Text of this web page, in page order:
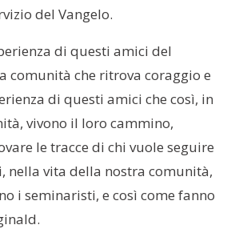
del Vangelo.
di questi amici del
comunità che ritrova coraggio e
di questi amici che così, in
vivono il loro cammino,
le tracce di chi vuole seguire
nella vita della nostra comunità,
i seminaristi, e così come fanno